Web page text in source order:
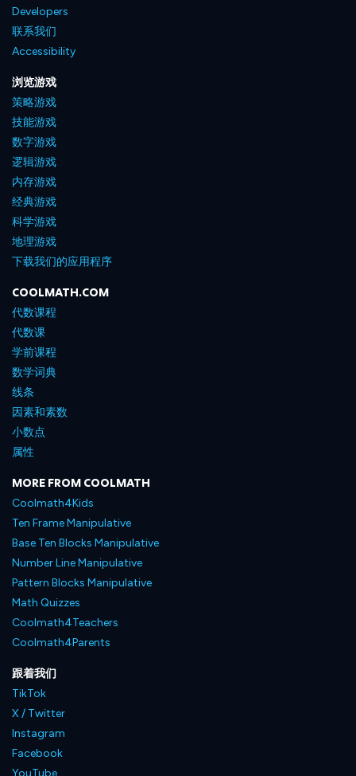
Developers
联系我们
Accessibility
浏览游戏
策略游戏
技能游戏
数字游戏
逻辑游戏
内存游戏
经典游戏
科学游戏
地理游戏
下载我们的应用程序
COOLMATH.COM
代数课程
代数课
学前课程
数学词典
线条
因素和素数
小数点
属性
MORE FROM COOLMATH
Coolmath4Kids
Ten Frame Manipulative
Base Ten Blocks Manipulative
Number Line Manipulative
Pattern Blocks Manipulative
Math Quizzes
Coolmath4Teachers
Coolmath4Parents
跟着我们
TikTok
X / Twitter
Instagram
Facebook